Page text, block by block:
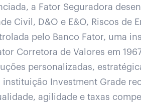
a Fator Seguradora
Civil, D&O e E&O, Riscos de
pelo Banco Fator, uma
Corretora de Valores em
personalizadas,
instituição Investment Grade
agilidade e taxas